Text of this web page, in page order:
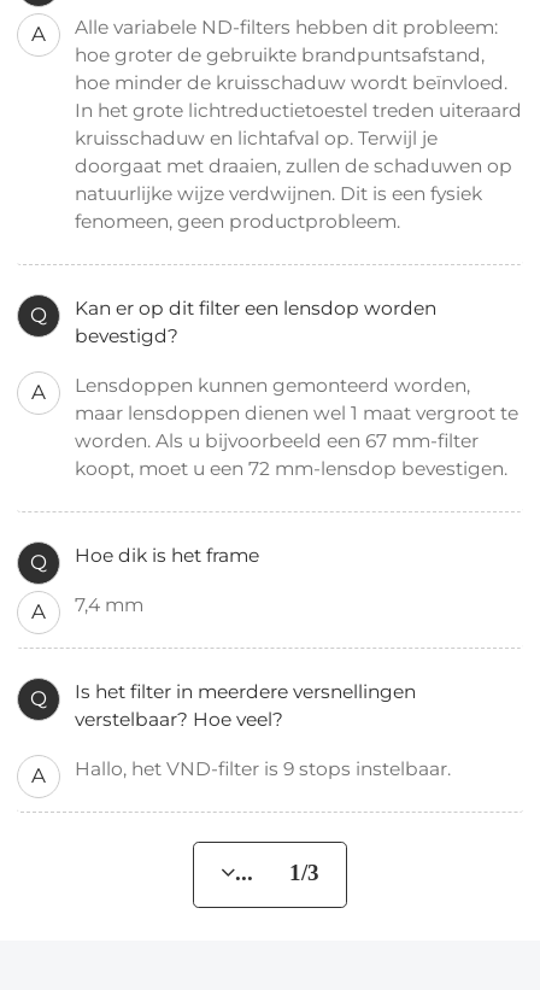
A
Alle variabele ND-filters hebben dit probleem:
hoe groter de gebruikte brandpuntsafstand,
hoe minder de kruisschaduw wordt beïnvloed.
In het grote lichtreductietoestel treden uiteraard
kruisschaduw en lichtafval op. Terwijl je
doorgaat met draaien, zullen de schaduwen op
natuurlijke wijze verdwijnen. Dit is een fysiek
fenomeen, geen productprobleem.
Q
Kan er op dit filter een lensdop worden
bevestigd?
A
Lensdoppen kunnen gemonteerd worden,
maar lensdoppen dienen wel 1 maat vergroot te
worden. Als u bijvoorbeeld een 67 mm-filter
koopt, moet u een 72 mm-lensdop bevestigen.
Q Hoe dik is het frame
A 7,4 mm
Q
Is het filter in meerdere versnellingen
verstelbaar? Hoe veel?
A Hallo, het VND-filter is 9 stops instelbaar.
... 1/3